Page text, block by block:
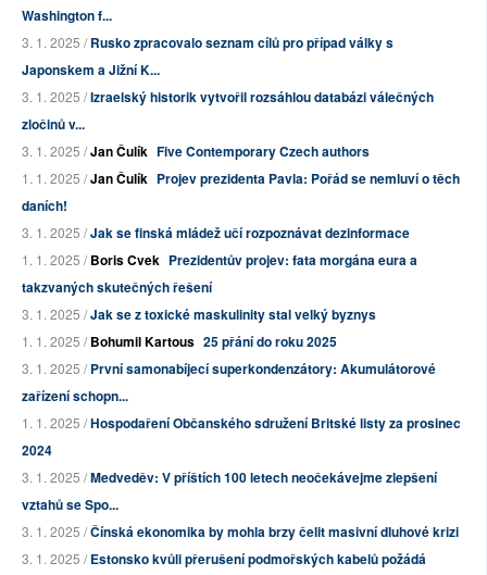
Washington f...
3. 1. 2025 /Rusko zpracovalo seznam cílů pro případ války s
Japonskem a Jižní K...
3. 1. 2025 /Izraelský historik vytvořil rozsáhlou databázi válečných
zločinů v...
3. 1. 2025 /Jan Čulík Five Contemporary Czech authors
1. 1. 2025 /Jan Čulík Projev prezidenta Pavla: Pořád se nemluví o těch
daních!
3. 1. 2025 /Jak se finská mládež učí rozpoznávat dezinformace
1. 1. 2025 /Boris Cvek Prezidentův projev: fata morgána eura a
takzvaných skutečných řešení
3. 1. 2025 /Jak se z toxické maskulinity stal velký byznys
1. 1. 2025 /Bohumil Kartous 25 přání do roku 2025
3. 1. 2025 /První samonabíjecí superkondenzátory: Akumulátorové
zařízení schopn...
1. 1. 2025 /Hospodaření Občanského sdružení Britské listy za prosinec
2024
3. 1. 2025 /Medveděv: V příštích 100 letech neočekávejme zlepšení
vztahů se Spo...
3. 1. 2025 /Čínská ekonomika by mohla brzy čelit masivní dluhové krizi
3. 1. 2025 /Estonsko kvůli přerušení podmořských kabelů požádá